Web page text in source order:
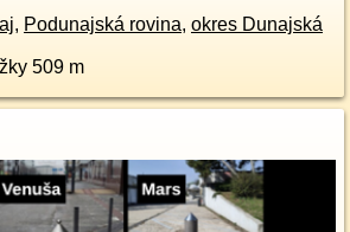
, Podunajská rovina, okres Dunajská
509 m